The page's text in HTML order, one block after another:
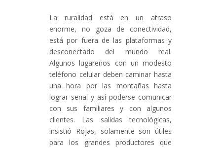
La ruralidad está en un atraso
enorme, no goza de conectividad,
está por fuera de las plataformas y
desconectado del mundo real.
Algunos lugareños con un modesto
teléfono celular deben caminar hasta
una hora por las montañas hasta
lograr señal y así poderse comunicar
con sus familiares y con algunos
clientes. Las salidas tecnológicas,
insistió Rojas, solamente son útiles
para los grandes productores que